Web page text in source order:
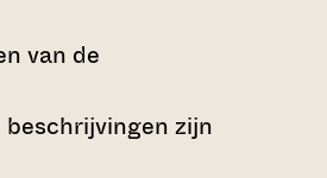
van de
zijn